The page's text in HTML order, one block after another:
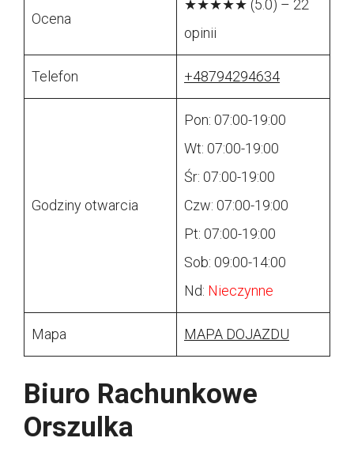
Ocena
★★★★★ (5.0) – 22
opinii
Telefon +48794294634
Godziny otwarcia
Pon: 07:00-19:00
Wt: 07:00-19:00
Śr: 07:00-19:00
Czw: 07:00-19:00
Pt: 07:00-19:00
Sob: 09:00-14:00
Nd: Nieczynne
Mapa MAPA DOJAZDU
Biuro Rachunkowe
Orszulka